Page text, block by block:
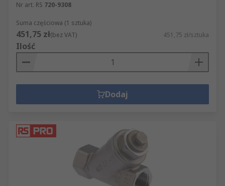
Nr art. RS 720-9308
Suma częściowa (1 sztuka)
451,75 zł(bez VAT) 451,75 zł/sztuka
Ilość
Dodaj